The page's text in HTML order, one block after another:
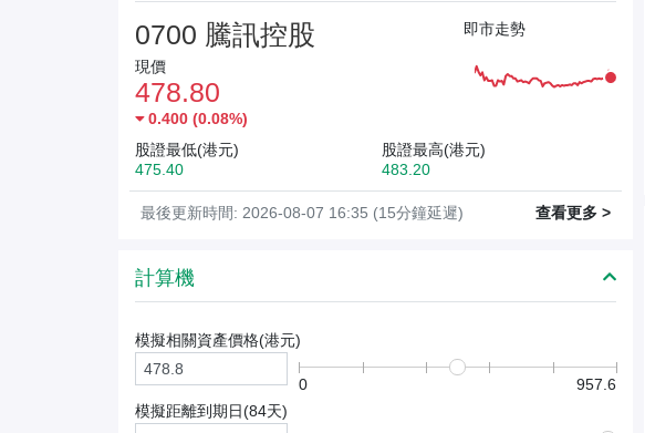
0700 騰訊控股
現價
478.80
0.400 (0.08%)
即市走勢
股證最低(港元)
475.40
股證最高(港元)
483.20
最後更新時間: 2026-08-07 16:35 (15分鐘延遲) 查看更多 >
計算機
模擬相關資產價格(港元)
0
957.6
模擬距離到期日(84天)